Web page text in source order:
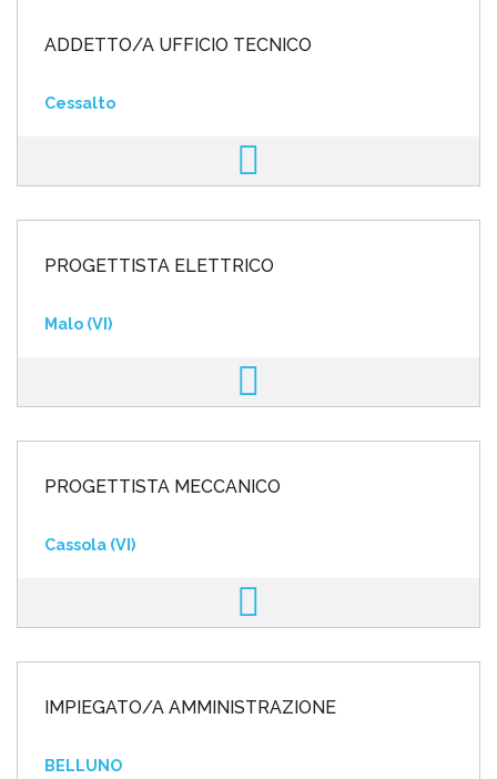
ADDETTO/A UFFICIO TECNICO
Cessalto
PROGETTISTA ELETTRICO
Malo (VI)
PROGETTISTA MECCANICO
Cassola (VI)
IMPIEGATO/A AMMINISTRAZIONE
BELLUNO